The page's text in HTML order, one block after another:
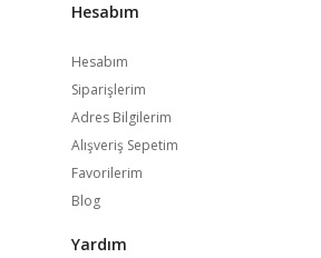
Hesabım
Hesabım
Siparişlerim
Adres Bilgilerim
Alışveriş Sepetim
Favorilerim
Blog
Yardım